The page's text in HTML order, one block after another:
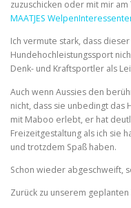
zuzuschicken oder mit mir
MAATJES
Ich vermute stark, dass dieser
Hundehochleistungssport
Denk- und Kraftsportler als
Auch wenn Aussies den
nicht, dass sie unbedingt das
mit Maboo erlebt, er hat
Freizeitgestaltung als ich sie
und trotzdem Spaß haben.
Schon wieder abgeschweift,
Zurück zu unserem geplanten